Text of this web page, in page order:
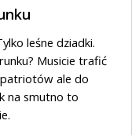
leśne dziadki.
Musicie trafić
ale do
na smutno to